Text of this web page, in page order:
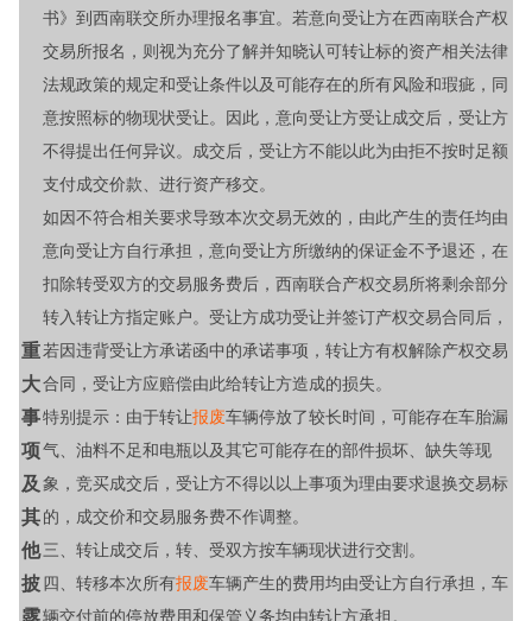
重
大
事
项
及
其
他
披
露
书》到西南联交所办理报名事宜。若意向受让方在西南联合产权
交易所报名，则视为充分了解并知晓认可转让标的资产相关法律
法规政策的规定和受让条件以及可能存在的所有风险和瑕疵，同
意按照标的物现状受让。因此，意向受让方受让成交后，受让方
不得提出任何异议。成交后，受让方不能以此为由拒不按时足额
支付成交价款、进行资产移交。
如因不符合相关要求导致本次交易无效的，由此产生的责任均由
意向受让方自行承担，意向受让方所缴纳的保证金不予退还，在
扣除转受双方的交易服务费后，西南联合产权交易所将剩余部分
转入转让方指定账户。受让方成功受让并签订产权交易合同后，
若因违背受让方承诺函中的承诺事项，转让方有权解除产权交易
合同，受让方应赔偿由此给转让方造成的损失。
特别提示：由于转让报废车辆停放了较长时间，可能存在车胎漏
气、油料不足和电瓶以及其它可能存在的部件损坏、缺失等现
象，竞买成交后，受让方不得以以上事项为理由要求退换交易标
的，成交价和交易服务费不作调整。
三、转让成交后，转、受双方按车辆现状进行交割。
四、转移本次所有报废车辆产生的费用均由受让方自行承担，车
辆交付前的停放费用和保管义务均由转让方承担。